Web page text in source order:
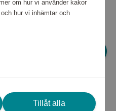
för motorbåt, segling,
om hur vi använder kakor
hur vi inhämtar och
Tillåt alla